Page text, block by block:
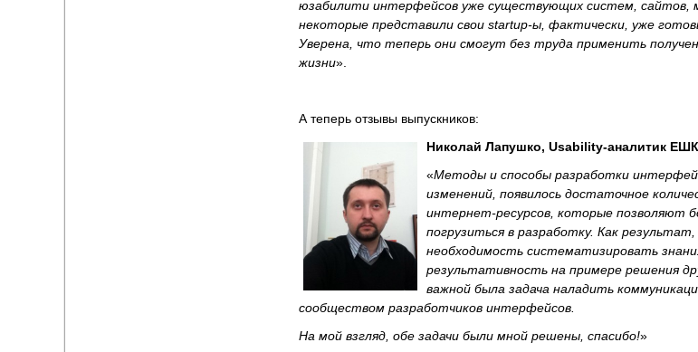
юзабилити интерфейсов уже существующих систем, сайтов,
некоторые представили свои startup-ы, фактически, уже
Уверена, что теперь они смогут без труда применить
жизни».
А теперь отзывы выпускников:
Николай Лапушко, Usability-аналитик
«Методы и способы разработки
изменений, появилось достаточное
интернет-ресурсов, которые позволяют
погрузиться в разработку. Как результат,
необходимость систематизировать
результативность на примере решения
важной была задача наладить
сообществом разработчиков интерфейсов.
На мой взгляд, обе задачи были мной решены, спасибо!»